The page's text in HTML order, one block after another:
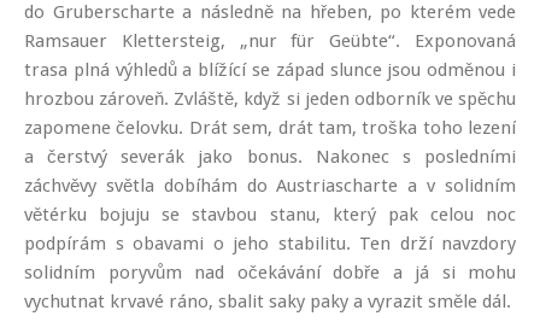
do Gruberscharte a následně na hřeben, po kterém vede
Ramsauer Klettersteig, „nur für Geübte“. Exponovaná
trasa plná výhledů a blížící se západ slunce jsou odměnou i
hrozbou zároveň. Zvláště, když si jeden odborník ve spěchu
zapomene čelovku. Drát sem, drát tam, troška toho lezení
a čerstvý severák jako bonus. Nakonec s posledními
záchvěvy světla dobíhám do Austriascharte a v solidním
větérku bojuju se stavbou stanu, který pak celou noc
podpírám s obavami o jeho stabilitu. Ten drží navzdory
solidním poryvům nad očekávání dobře a já si mohu
vychutnat krvavé ráno, sbalit saky paky a vyrazit směle dál.